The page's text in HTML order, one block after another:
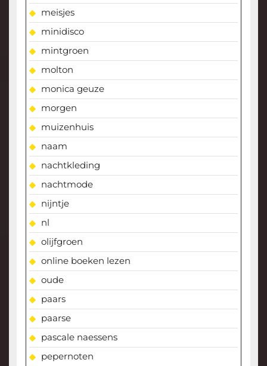
meisjes
minidisco
mintgroen
molton
monica geuze
morgen
muizenhuis
naam
nachtkleding
nachtmode
nijntje
nl
olijfgroen
online boeken lezen
oude
paars
paarse
pascale naessens
pepernoten